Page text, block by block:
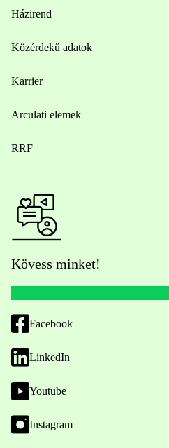
Házirend
Közérdekű adatok
Karrier
Arculati elemek
RRF
Kövess minket!
Facebook
LinkedIn
Youtube
Instagram